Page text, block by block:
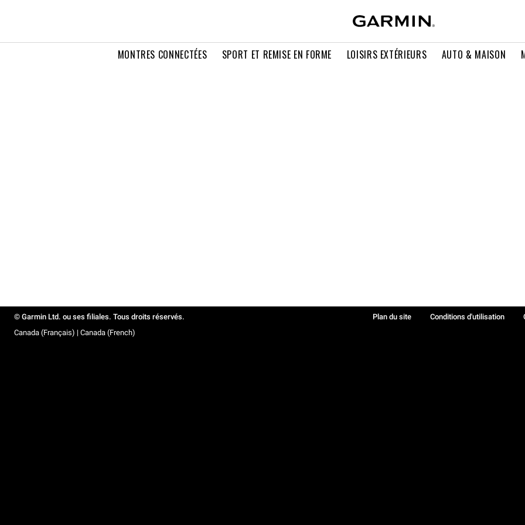
MONTRES CONNECTÉES SPORT ET REMISE EN FORME LOISIRS EXTÉRIEURS AUTO & MAISON
© Garmin Ltd. ou ses filiales. Tous droits réservés. Plan du site Conditions d'utilisation
Canada (Français) | Canada (French)